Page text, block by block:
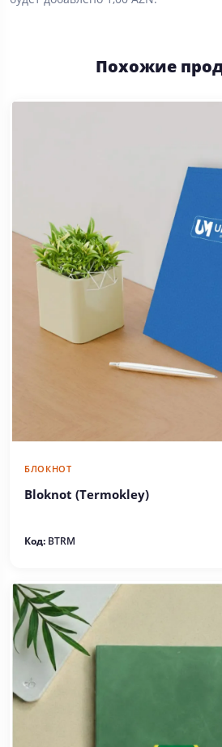
Похожие
БЛОКНОТ
Bloknot (Termokley)
Код: BTRM